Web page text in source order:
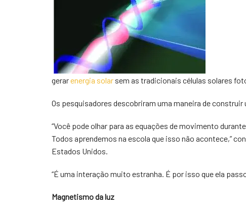
gerarenergia solar sem as tradicionais células solares
Os pesquisadores descobriram uma maneira de construir
“Você pode olhar para as equações de movimento
Todos aprendemos na escola que isso não acontece,”
Estados Unidos.
“É uma interação muito estranha. É por isso que ela
Magnetismo da luz